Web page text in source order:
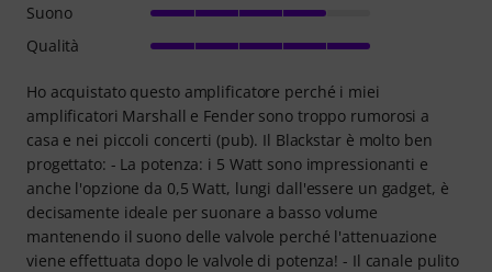
Ho acquistato questo amplificatore perché i miei
amplificatori Marshall e Fender sono troppo rumorosi a
casa e nei piccoli concerti (pub). Il Blackstar è molto ben
progettato: - La potenza: i 5 Watt sono impressionanti e
anche l'opzione da 0,5 Watt, lungi dall'essere un gadget, è
decisamente ideale per suonare a basso volume
mantenendo il suono delle valvole perché l'attenuazione
viene effettuata dopo le valvole di potenza! - Il canale pulito
Suono
Qualità